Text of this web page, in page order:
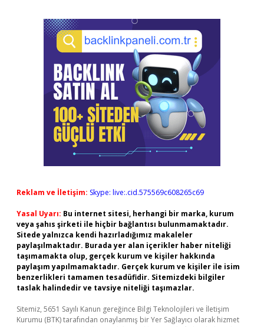
Reklam ve İletişim: Skype: live:.cid.575569c608265c69
Yasal Uyarı: Bu internet sitesi, herhangi bir marka, kurum
veya şahıs şirketi ile hiçbir bağlantısı bulunmamaktadır.
Sitede yalnızca kendi hazırladığımız makaleler
paylaşılmaktadır. Burada yer alan içerikler haber niteliği
taşımamakta olup, gerçek kurum ve kişiler hakkında
paylaşım yapılmamaktadır. Gerçek kurum ve kişiler ile isim
benzerlikleri tamamen tesadüfidir. Sitemizdeki bilgiler
taslak halindedir ve tavsiye niteliği taşımazlar.
Sitemiz, 5651 Sayılı Kanun gereğince Bilgi Teknolojileri ve İletişim
Kurumu (BTK) tarafından onaylanmış bir Yer Sağlayıcı olarak hizmet